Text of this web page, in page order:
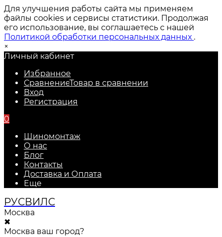
Для улучшения работы сайта мы применяем
файлы cookies и сервисы статистики. Продолжая
его использование, вы соглашаетесь с нашей
Политикой обработки персональных данных .
×
Личный кабинет
Избранное
СравнениеТовар в сравнении
Вход
Регистрация
0
Шиномонтаж
О нас
Блог
Контакты
Доставка и Оплата
Еще
РУСВИЛС
Москва
✖
Москва ваш город?